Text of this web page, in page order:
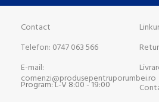
Contact
Telefon: 0747 063 566
E-mail:
comenzi@produsepentruporumbei.ro
Program: L-V 8:00 - 19:00